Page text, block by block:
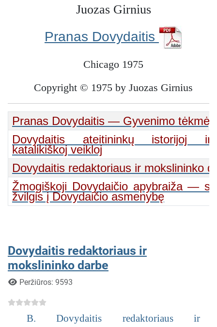
Juozas Girnius
Pranas Dovydaitis
Chicago 1975
Copyright © 1975 by Juozas Girnius
Pranas Dovydaitis — Gyvenimo
Dovydaitis ateitininkų istorijoj
katalikiškoj veikloj
Dovydaitis redaktoriaus ir mokslininko
Žmogiškoji Dovydaičio apybraiža —
žvilgis į Dovydaičio asmenybę
Dovydaitis redaktoriaus ir
mokslininko darbe
Išsami informacija
Peržiūros: 9593
B. Dovydaitis redaktoriaus ir